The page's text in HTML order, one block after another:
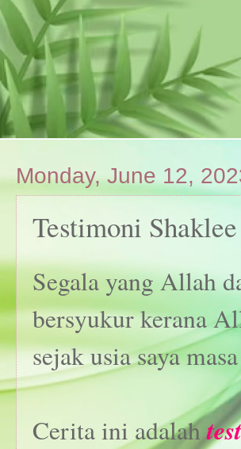
Monday, June 12,
Testimoni
Segala yang Allah
bersyukur kerana
sejak usia saya
Cerita ini adalah